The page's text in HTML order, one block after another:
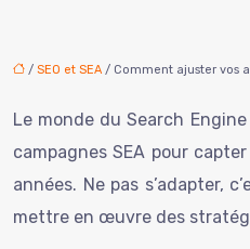
/ SEO et SEA / Comment ajuster vos
Le monde du Search
campagnes SEA pour
années. Ne pas s’adapter,
mettre en œuvre des